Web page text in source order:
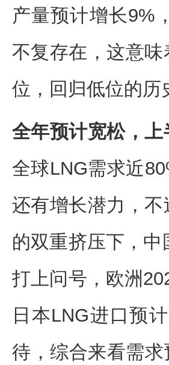
产量预计增长9%
不复存在，这意
位，回归低位的历
全年预计宽松，
全球LNG需求近
还有增长潜力，
的双重挤压下，
打上问号，欧洲
日本LNG进口预
待，综合来看需